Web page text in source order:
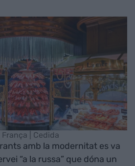
| Cedida
amb la modernitat es va
“a la russa” que dóna un